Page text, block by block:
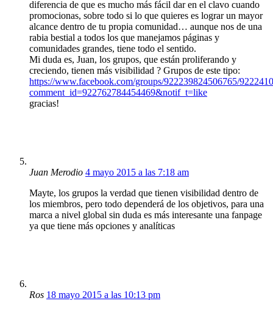
diferencia de que es mucho más fácil dar en el clavo cuando
promocionas, sobre todo si lo que quieres es lograr un mayor
alcance dentro de tu propia comunidad… aunque nos de una
rabia bestial a todos los que manejamos páginas y
comunidades grandes, tiene todo el sentido.
Mi duda es, Juan, los grupos, que están proliferando y
creciendo, tienen más visibilidad ? Grupos de este tipo:
https://www.facebook.com/groups/922239824506765/
comment_id=922762784454469&notif_t=like
gracias!
Juan Merodio 4 mayo 2015 a las 7:18 am
Mayte, los grupos la verdad que tienen visibilidad dentro de
los miembros, pero todo dependerá de los objetivos, para una
marca a nivel global sin duda es más interesante una fanpage
ya que tiene más opciones y analíticas
Ros 18 mayo 2015 a las 10:13 pm